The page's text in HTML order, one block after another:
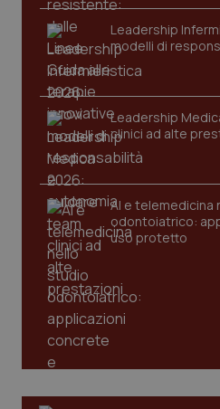
Leadership
modelli di
Leadership
clinici ad alte
AI e telemedicina
odontoiatrico:
uso protetto
CookieScriptConsent